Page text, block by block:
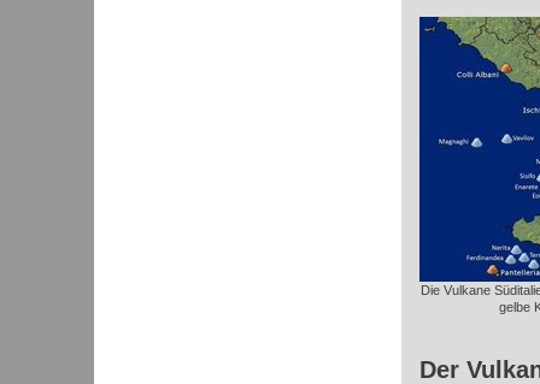
Die Vulkane
gelbe
Der